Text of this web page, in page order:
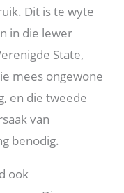
Dit is te wyte
in die lewer
State,
mees ongewone
en die tweede
van
benodig.
ook